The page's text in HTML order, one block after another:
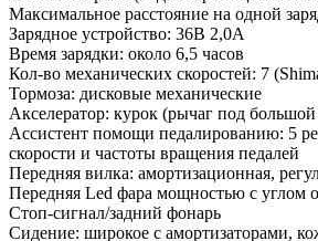
Максимальное расстояние на одной
Зарядное устройство: 36В 2,0А
Время зарядки: около 6,5 часов
Кол-во механических скоростей: 7
Тормоза: дисковые механические
Акселератор: курок (рычаг под
Ассистент помощи педалированию: 5
скорости и частоты вращения педалей
Передняя вилка: амортизационная,
Передняя Led фара мощностью с углом
Стоп-сигнал/задний фонарь
Сидение: широкое с амортизаторами,